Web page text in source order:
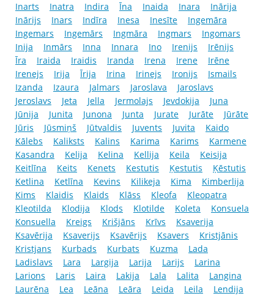
Inarts
Inatra Indira Īna Inaida Inara
Inārija
Inārijs
Inars Indīra Inesa Inesīte
Ingemāra
Ingemars
Ingemārs Ingmāra Ingmars
Ingomars
Inija
Inmārs Inna Innara Ino Irenijs
Irēnijs
Īra
Iraida Iraidis Iranda Irena Irene
Irēne
Irenejs
Irija Īrija Irina Irinejs Ironijs
Ismails
Izanda
Izaura Jalmars Jaroslava
Jaroslavs
Jeroslavs
Jeta Jella Jermolajs Jevdokija
Juna
Jūnija
Junita Junona Junta Jurate Jurāte
Jūrāte
Jūris
Jūsmiņš Jūtvaldis Juvents Juvita
Kaido
Kālebs
Kaliksts Kalins Karima Karims
Karmene
Kasandra
Kelija Kelina Kellija Keila
Keisija
Keitlīna
Keits Kenets Kestutis Ķestutis
Ķēstutis
Ketlina
Ketlīna Kevins Kilikeja Kima
Kimberlija
Kims
Klaidis Klaids Klāss Kleofa
Kleopatra
Kleotilda
Klodija Klods Klotilde Koleta
Konsuela
Konsuella
Kreigs Krišjāns Krīvs
Ksaverija
Ksavērija
Ksaverijs Ksavērijs Ksavers
Kristjānis
Kristjans
Kurbads Kurbats Kuzma
Lada
Ladislavs
Lara Largija Larija Larijs
Larina
Larions
Laris Laira Lakija Lala Lalita
Langina
Laurēna
Lea Leāna Leāra Leida Leila
Lendija